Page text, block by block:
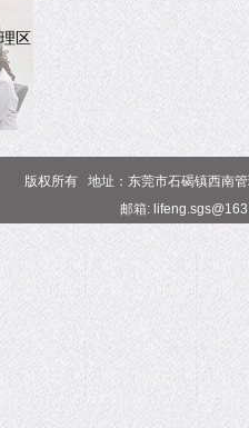
区
版权所有 地址：东莞市石碣镇西南
邮箱: